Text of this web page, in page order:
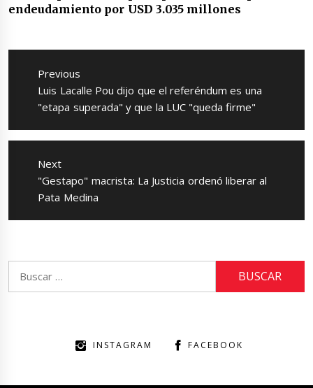
endeudamiento por USD 3.035 millones
Navegación
entradas
Previous
Previous
post:
Luis Lacalle Pou dijo que el referéndum es una
"etapa superada" y que la LUC "queda firme"
Next
Next
post:
"Gestapo" macrista: La Justicia ordenó liberar al
Pata Medina
INSTAGRAM FACEBOOK